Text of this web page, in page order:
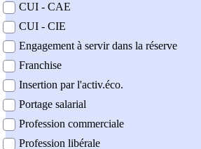
CUI - CAE
CUI - CIE
Engagement à servir dans la réserve
Franchise
Insertion par l'activ.éco.
Portage salarial
Profession commerciale
Profession libérale